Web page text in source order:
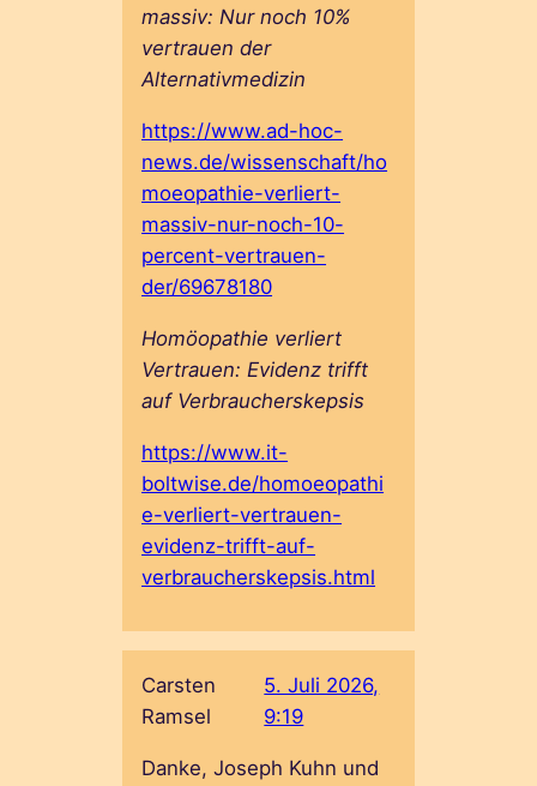
massiv: Nur noch 10%
vertrauen der
Alternativmedizin
https://www.ad-hoc-
news.de/wissenschaft/ho
moeopathie-verliert-
massiv-nur-noch-10-
percent-vertrauen-
der/69678180
Homöopathie verliert
Vertrauen: Evidenz trifft
auf Verbraucherskepsis
https://www.it-
boltwise.de/homoeopathi
e-verliert-vertrauen-
evidenz-trifft-auf-
verbraucherskepsis.html
Carsten
Ramsel
5. Juli 2026,
9:19
Danke, Joseph Kuhn und